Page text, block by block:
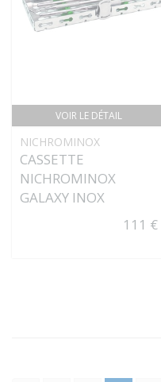
VOIR LE DÉTAIL
NICHROMINOX
CASSETTE
NICHROMINOX
GALAXY INOX
111 €